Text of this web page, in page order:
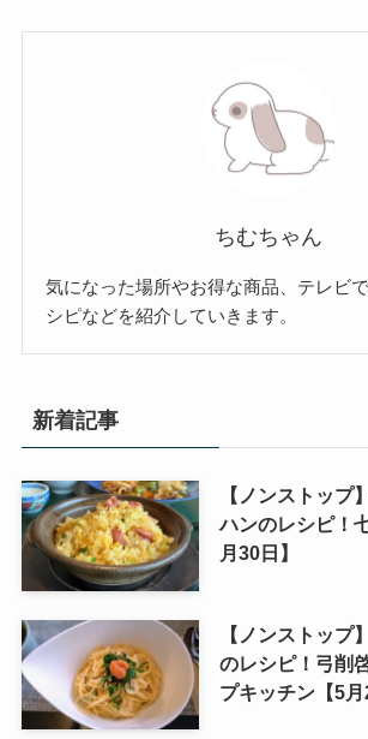
ちむちゃん
気になった場所やお得な商品、テレビ
シピなどを紹介していきます。
新着記事
【ノンストップ
ハンのレシピ！
月30日】
【ノンストップ
のレシピ！弓削
プキッチン【5月